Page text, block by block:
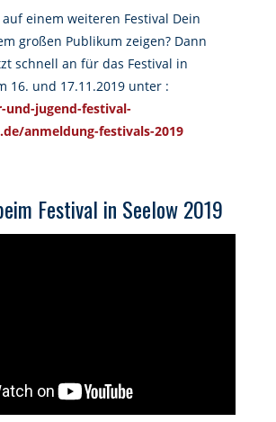
einem weiteren Festival Dein
großen Publikum zeigen? Dann
schnell an für das Festival in
16. und 17.11.2019 unter :
jugend-festival-
anmeldung-festivals-2019
Festival in Seelow 2019